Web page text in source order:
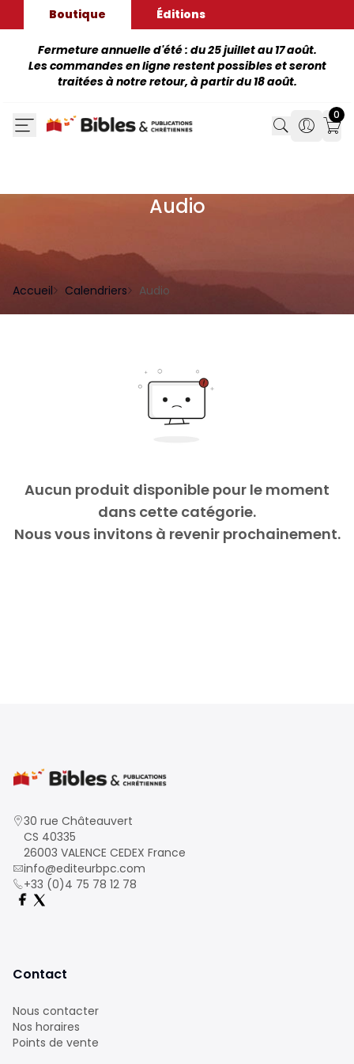
Boutique Éditions
Fermeture annuelle d'été : du 25 juillet au 17 août.
Les commandes en ligne restent possibles et seront
traitées à notre retour, à partir du 18 août.
Search
Search
0
Audio
Accueil Calendriers Audio
Aucun produit disponible pour le moment
dans cette catégorie.
Nous vous invitons à revenir prochainement.
30 rue Châteauvert
CS 40335
26003 VALENCE CEDEX France
info@editeurbpc.com
+33 (0)4 75 78 12 78
Contact
Nous contacter
Nos horaires
Points de vente